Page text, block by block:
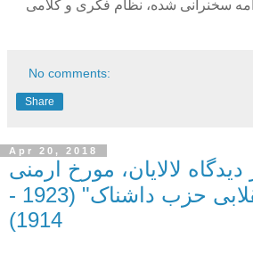
سخنرانی شده، نظام فکری و کلامی
No comments:
Share
Apr 20, 2018
لالایان، مورخ ارمنی
- "نقش ضد انقلابی حزب داشناک" (1923 -
1914)